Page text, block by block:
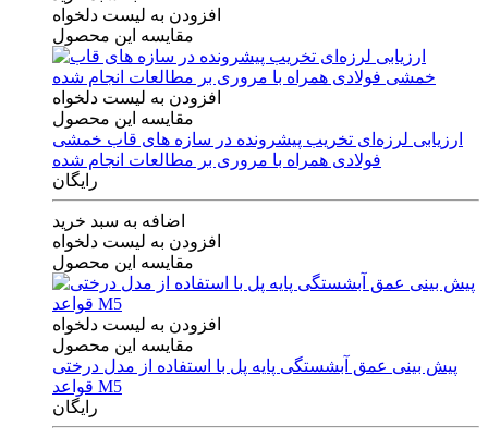
افزودن به لیست دلخواه
مقایسه این محصول
افزودن به لیست دلخواه
مقایسه این محصول
ارزیابی لرزه‌ای تخریب پیشرونده در سازه های قاب خمشی
فولادی همراه با مروری بر مطالعات انجام شده
رایگان
اضافه به سبد خرید
افزودن به لیست دلخواه
مقایسه این محصول
افزودن به لیست دلخواه
مقایسه این محصول
پیش بینی عمق آبشستگی پایه پل با استفاده از مدل درختی
قواعد M5
رایگان